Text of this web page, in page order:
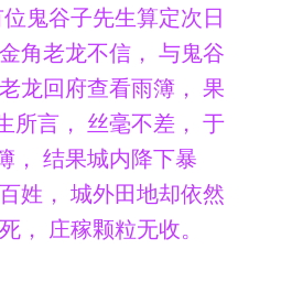
鬼谷子先生算定次日
角老龙不信， 与鬼谷
龙回府查看雨簿， 果
所言， 丝毫不差， 于
， 结果城内降下暴
姓， 城外田地却依然
， 庄稼颗粒无收。